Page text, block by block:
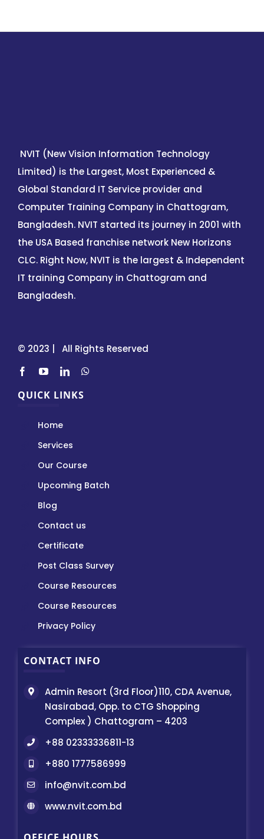
NVIT (New Vision Information Technology
Limited) is the Largest, Most Experienced &
Global Standard IT Service provider and
Computer Training Company in Chattogram,
Bangladesh. NVIT started its journey in 2001 with
the USA Based franchise network New Horizons
CLC. Right Now, NVIT is the largest & Independent
IT training Company in Chattogram and
Bangladesh.
© 2023 | All Rights Reserved
QUICK LINKS
Home
Services
Our Course
Upcoming Batch
Blog
Contact us
Certificate
Post Class Survey
Course Resources
Course Resources
Privacy Policy
CONTACT INFO
Admin Resort (3rd Floor)110, CDA Avenue,
Nasirabad, Opp. to CTG Shopping
Complex ) Chattogram – 4203
+88 02333336811-13
+880 1777586999
info@nvit.com.bd
www.nvit.com.bd